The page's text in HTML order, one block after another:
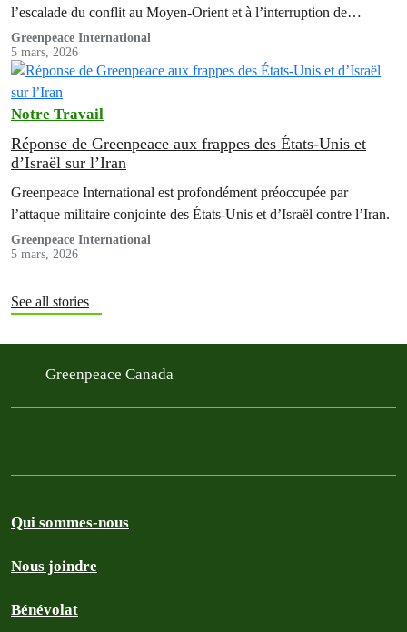
l’escalade du conflit au Moyen-Orient et à l’interruption de…
Greenpeace International
5 mars, 2026
Notre Travail
Réponse de Greenpeace aux frappes des États-Unis et
d’Israël sur l’Iran
Greenpeace International est profondément préoccupée par
l’attaque militaire conjointe des États-Unis et d’Israël contre l’Iran.
Greenpeace International
5 mars, 2026
See all stories
Greenpeace Canada
Qui sommes-nous
Nous joindre
Bénévolat